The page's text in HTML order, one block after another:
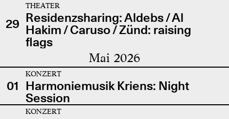
29
THEATER
Residenzsharing: Aldebs / Al
Hakim / Caruso / Zünd: raising
flags
Mai 2026
01
KONZERT
Harmoniemusik Kriens: Night
Session
KONZERT